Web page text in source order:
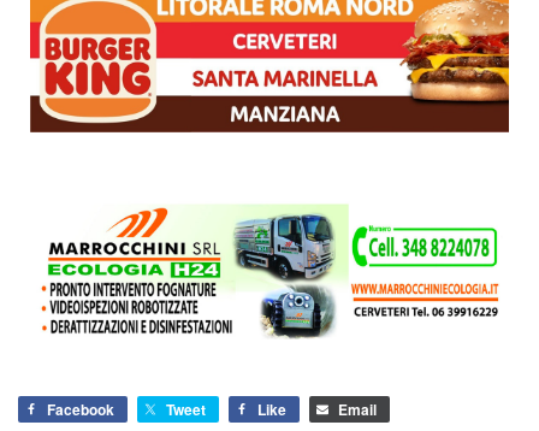
Facebook Tweet Like Email